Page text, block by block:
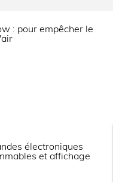
: pour empêcher le
électroniques
et affichage